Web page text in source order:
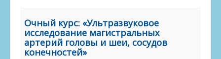
Очный курс: «Ультразвуковое
исследование магистральных
артерий головы и шеи, сосудов
конечностей»